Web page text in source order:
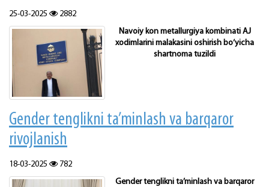
25-03-2025
2882
Navoiy kon metallurgiya kombinati AJ
xodimlarini malakasini oshirish bo‘yicha
shartnoma tuzildi
Gender tenglikni ta’minlash va barqaror
rivojlanish
18-03-2025
782
Gender tenglikni ta’minlash va barqaror